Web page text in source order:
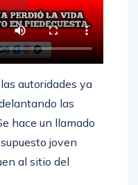
autoridades ya
las
hace un llamado
joven
al sitio del